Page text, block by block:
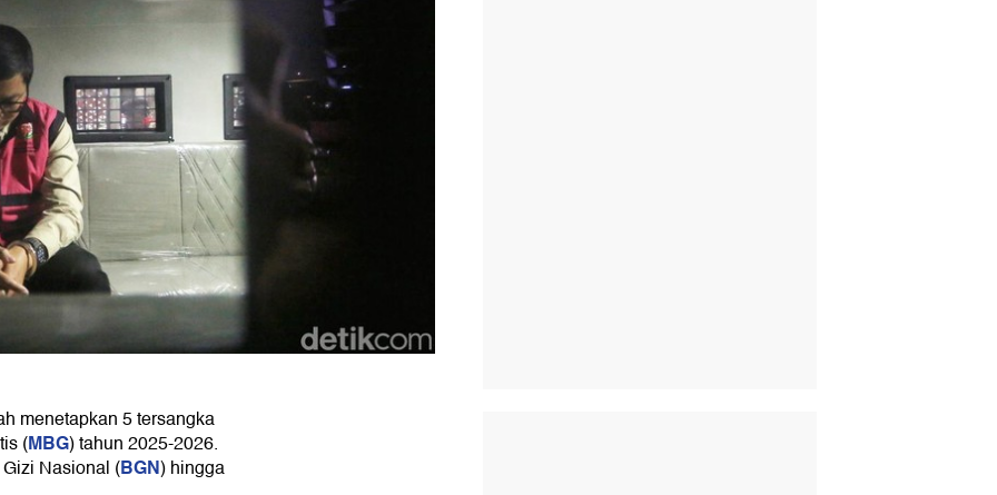
menetapkan 5 tersangka
(MBG) tahun 2025-2026.
Nasional (BGN) hingga